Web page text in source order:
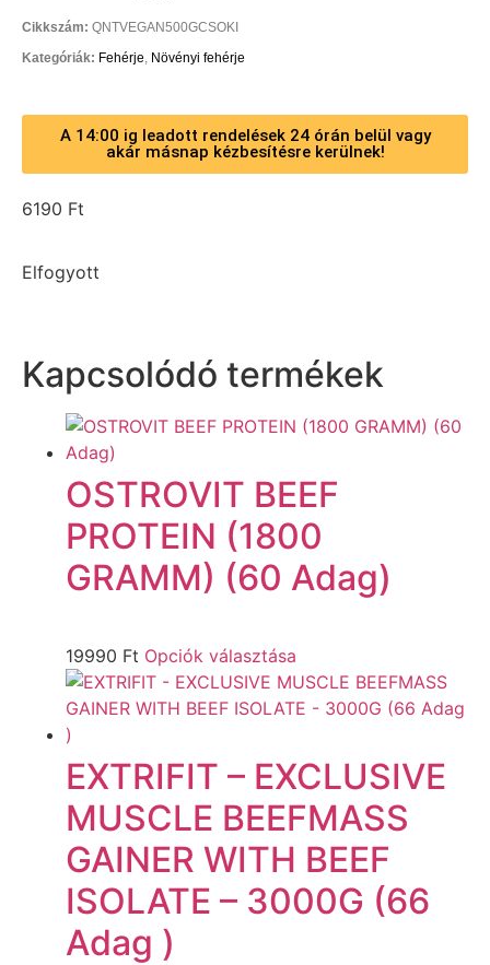
Cikkszám: QNTVEGAN500GCSOKI
Kategóriák: Fehérje, Növényi fehérje
A 14:00 ig leadott rendelések 24 órán belül vagy
akár másnap kézbesítésre kerülnek!
6190 Ft
Elfogyott
Kapcsolódó termékek
OSTROVIT BEEF
PROTEIN (1800
GRAMM) (60 Adag)
19990 Ft Opciók választása
EXTRIFIT – EXCLUSIVE
MUSCLE BEEFMASS
GAINER WITH BEEF
ISOLATE – 3000G (66
Adag )